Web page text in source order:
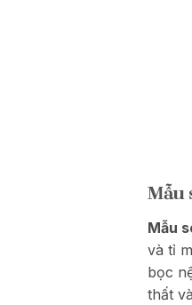
Mẫu
Mẫu
và tỉ
bọc
thất